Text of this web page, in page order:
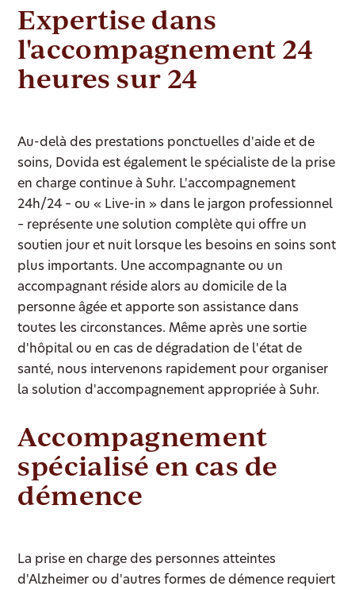
Expertise dans
l'accompagnement 24
heures sur 24
Au-delà des prestations ponctuelles d'aide et de
soins, Dovida est également le spécialiste de la prise
en charge continue à Suhr. L'accompagnement
24h/24 – ou « Live-in » dans le jargon professionnel
– représente une solution complète qui offre un
soutien jour et nuit lorsque les besoins en soins sont
plus importants. Une accompagnante ou un
accompagnant réside alors au domicile de la
personne âgée et apporte son assistance dans
toutes les circonstances. Même après une sortie
d'hôpital ou en cas de dégradation de l'état de
santé, nous intervenons rapidement pour organiser
la solution d'accompagnement appropriée à Suhr.
Accompagnement
spécialisé en cas de
démence
La prise en charge des personnes atteintes
d'Alzheimer ou d'autres formes de démence requiert